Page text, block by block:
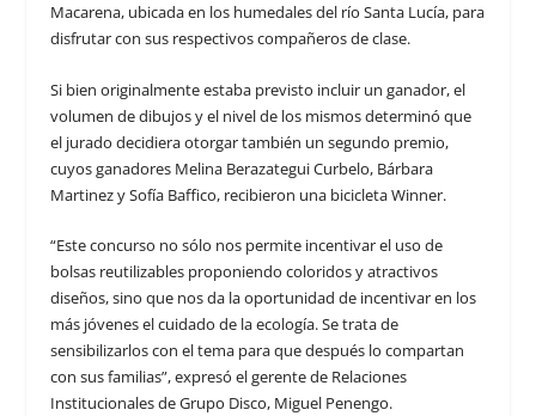
Macarena, ubicada en los humedales del río Santa Lucía, para
disfrutar con sus respectivos compañeros de clase.
Si bien originalmente estaba previsto incluir un ganador, el
volumen de dibujos y el nivel de los mismos determinó que
el jurado decidiera otorgar también un segundo premio,
cuyos ganadores Melina Berazategui Curbelo, Bárbara
Martinez y Sofía Baffico, recibieron una bicicleta Winner.
“Este concurso no sólo nos permite incentivar el uso de
bolsas reutilizables proponiendo coloridos y atractivos
diseños, sino que nos da la oportunidad de incentivar en los
más jóvenes el cuidado de la ecología. Se trata de
sensibilizarlos con el tema para que después lo compartan
con sus familias”, expresó el gerente de Relaciones
Institucionales de Grupo Disco, Miguel Penengo.